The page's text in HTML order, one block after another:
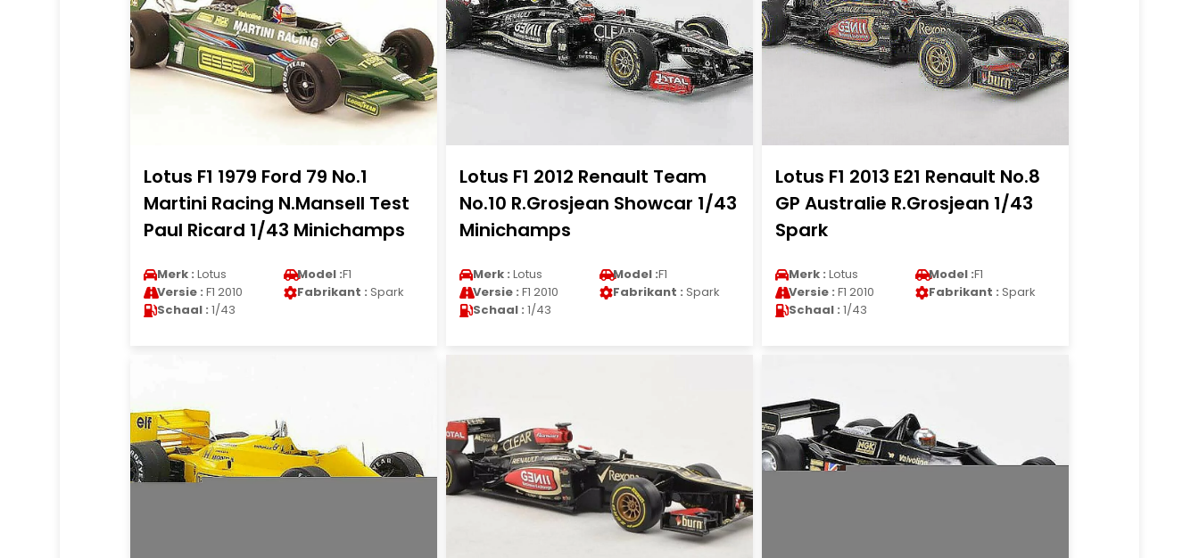
Lotus F1 1979 Ford 79 No.1
Martini Racing N.Mansell Test
Paul Ricard 1/43 Minichamps
Merk : Lotus Model :F1
Versie : F1 2010 Fabrikant : Spark
Schaal : 1/43
Lotus F1 2012 Renault Team
No.10 R.Grosjean Showcar 1/43
Minichamps
Merk : Lotus Model :F1
Versie : F1 2010 Fabrikant : Spark
Schaal : 1/43
Lotus F1 2013 E21 Renault No.8
GP Australie R.Grosjean 1/43
Spark
Merk : Lotus Model :F1
Versie : F1 2010 Fabrikant : Spark
Schaal : 1/43